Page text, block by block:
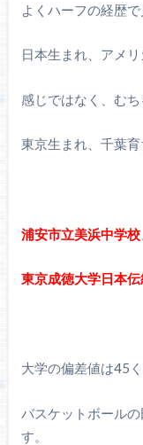
よくハーフの経歴
日本生まれ、アメ
感じではなく、むち
東京生まれ、千葉育
浦安市立美浜中学校
東京成徳大学日本
大学の偏差値は45
バスケットボール
す。